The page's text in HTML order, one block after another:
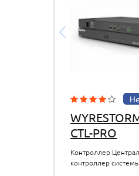
CTL-PRO
Контроллер
контроллер